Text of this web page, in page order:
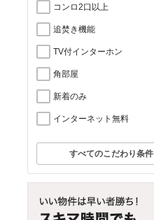
コンロ2口以上
追焚き機能
TV付インターホン
角部屋
新着のみ
インターネット無料
すべてのこだわり条件